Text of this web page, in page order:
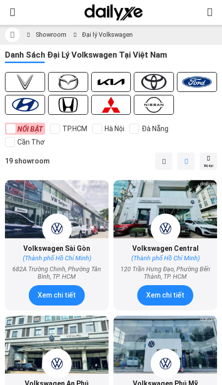
Showroom Đại lý Volkswagen
Danh Sách Đại Lý Volkswagen Tại Việt Nam
NỔI BẬT TP.HCM Hà Nội
Đà Nẵng
Cần Thơ
19 showroom
Bộ lọc
Volkswagen Sài Gòn
(Thành phố Hồ Chí Minh)
682A Trường Chinh, Phường Tân
Bình, TP. HCM
Xem chi tiết
Volkswagen Central
(Thành phố Hồ Chí Minh)
120 Trần Hưng Đạo, Phường Bến
Thành, TP. HCM
Xem chi tiết